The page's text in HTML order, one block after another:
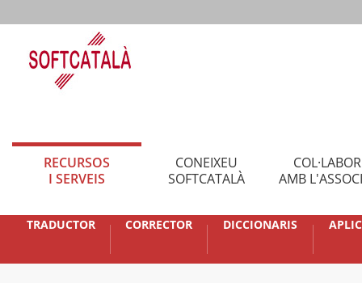
RECURSOS
I SERVEIS
CONEIXEU
SOFTCATALÀ
AMB
TRADUCTOR CORRECTOR DICCIONARIS